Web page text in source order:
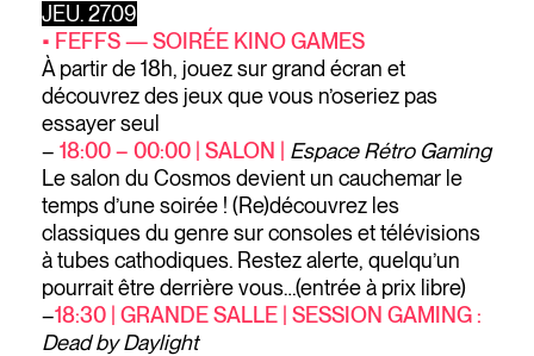
JEU. 27.09
• FEFFS — SOIRÉE KINO GAMES
À partir de 18h, jouez sur grand écran et
découvrez des jeux que vous n’oseriez pas
essayer seul
– 18:00 – 00:00 | SALON | Espace Rétro Gaming
Le salon du Cosmos devient un cauchemar le
temps d’une soirée ! (Re)découvrez les
classiques du genre sur consoles et télévisions
à tubes cathodiques. Restez alerte, quelqu’un
pourrait être derrière vous…(entrée à prix libre)
–18:30 | GRANDE SALLE | SESSION GAMING :
Dead by Daylight